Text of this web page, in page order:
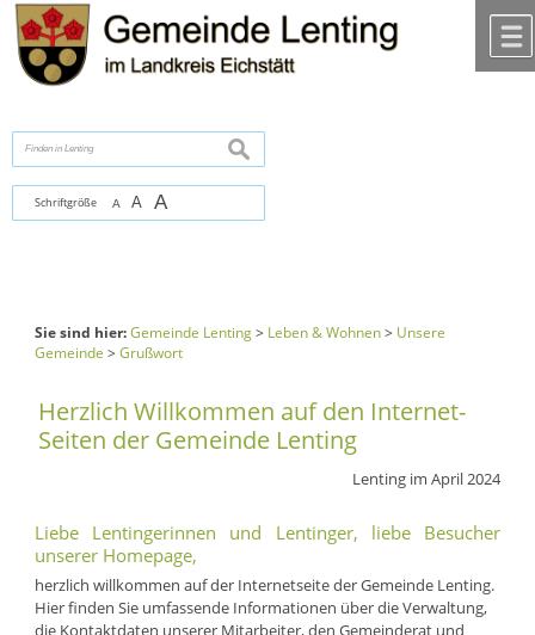
Zum Inhalt,zur Navigation oder zur Startseite springen.
Schriftgröße A A A
suchen
Sie sind hier: Gemeinde Lenting > Leben & Wohnen > Unsere
Gemeinde >Grußwort
Herzlich Willkommen auf den Internet-
Seiten der Gemeinde Lenting
Lenting im April 2024
Liebe Lentingerinnen und Lentinger, liebe Besucher
unserer Homepage,
herzlich willkommen auf der Internetseite der Gemeinde Lenting.
Hier finden Sie umfassende Informationen über die Verwaltung,
die Kontaktdaten unserer Mitarbeiter, den Gemeinderat und